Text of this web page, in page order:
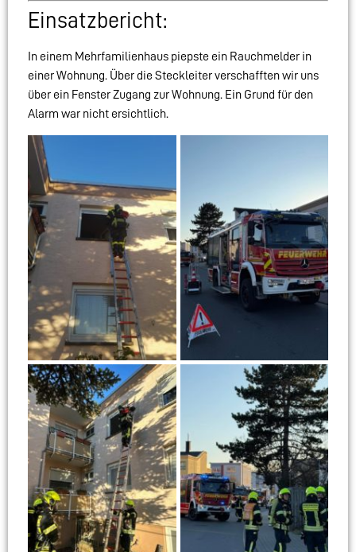
Einsatzbericht:
In einem Mehrfamilienhaus piepste ein Rauchmelder in
einer Wohnung. Über die Steckleiter verschafften wir uns
über ein Fenster Zugang zur Wohnung. Ein Grund für den
Alarm war nicht ersichtlich.